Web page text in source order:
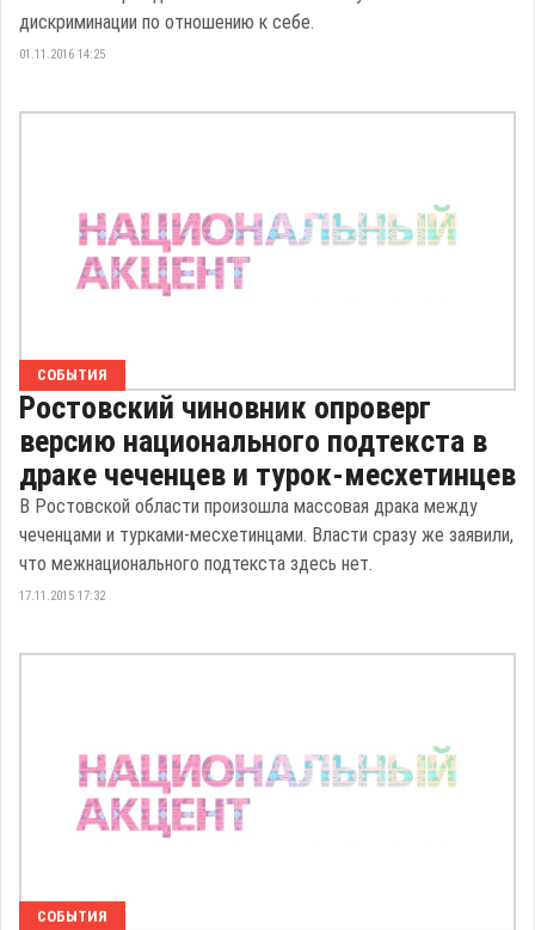
дискриминации по отношению к себе.
01.11.2016 14:25
СОБЫТИЯ
Ростовский чиновник опроверг
версию национального подтекста в
драке чеченцев и турок-месхетинцев
В Ростовской области произошла массовая драка между
чеченцами и турками-месхетинцами. Власти сразу же заявили,
что межнационального подтекста здесь нет.
17.11.2015 17:32
СОБЫТИЯ